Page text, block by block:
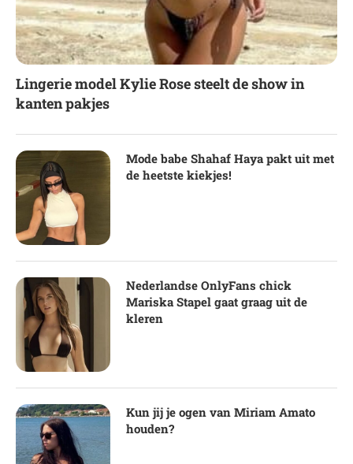
Lingerie model Kylie Rose steelt de show in
kanten pakjes
Mode babe Shahaf Haya pakt uit met
de heetste kiekjes!
Nederlandse OnlyFans chick
Mariska Stapel gaat graag uit de
kleren
Kun jij je ogen van Miriam Amato
houden?